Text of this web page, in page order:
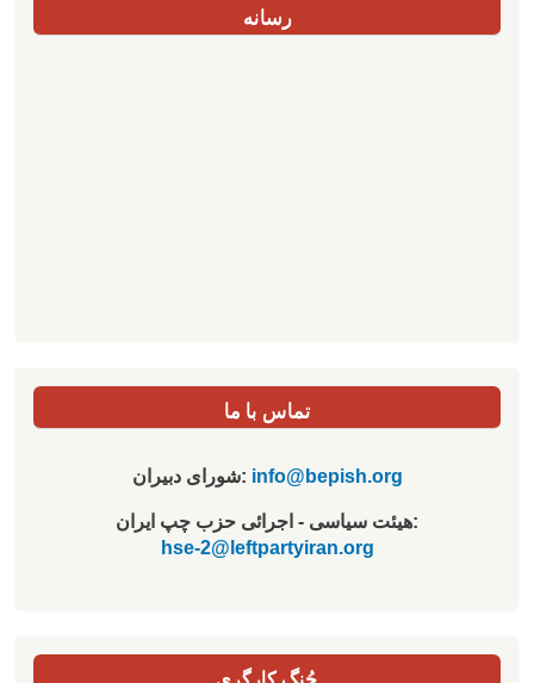
رسانه
تماس با ما
شورای دبیران: info@bepish.org
هیئت سیاسی - اجرائی حزب چپ ایران:
hse-2@leftpartyiran.org
جُنگ کارگری